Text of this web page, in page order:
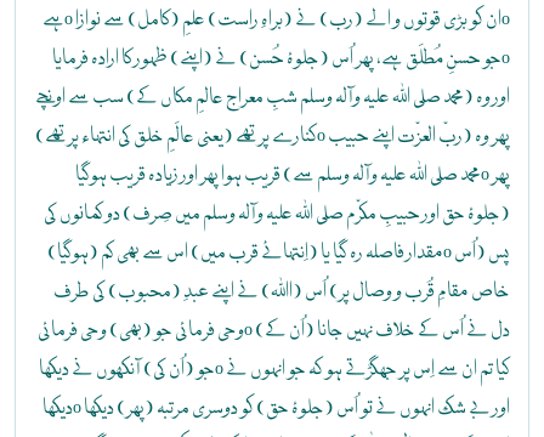
ہےo ان کو بڑی قوتوں و الے (رب) نے (براہِ راست) علمِ (کامل) سے نوازاo
جو حسنِ مُطلَق ہے، پھر اُس (جلوۂ حُسن) نے (اپنے) ظہور کا ارادہ فرمایاo
اور وہ (محمد صلی اللہ علیہ وآلہ وسلم شبِ معراج عالمِ مکاں کے) سب سے اونچے
کنارے پر تھے (یعنی عالَمِ خلق کی انتہاء پر تھے)o پھر وہ (ربّ العزّت اپنے حبیب
محمد صلی اللہ علیہ وآلہ وسلم سے) قریب ہوا پھر اور زیادہ قریب ہوگیاo پھر
(جلوۂ حق اور حبیبِ مکرّم صلی اللہ علیہ وآلہ وسلم میں صِرف) دو کمانوں کی
مقدار فاصلہ رہ گیا یا (اِنتہائے قرب میں) اس سے بھی کم (ہوگیا)o پس (اُس
خاص مقامِ قُرب و وصال پر) اُس (اﷲ) نے اپنے عبدِ (محبوب) کی طرف
وحی فرمائی جو (بھی) وحی فرمائیo (اُن کے) دل نے اُس کے خلاف نہیں جانا
جو (اُن کی) آنکھوں نے دیکھاo کیا تم ان سے اِس پر جھگڑتے ہو کہ جو انہوں نے
دیکھاo اور بے شک انہوں نے تو اُس (جلوۂ حق) کو دوسری مرتبہ (پھر) دیکھا